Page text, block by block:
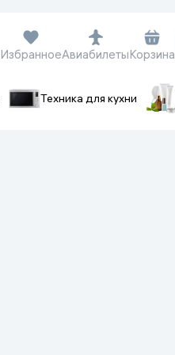
ИзбранноеАвиабилетыКорзина
Техника для кухни